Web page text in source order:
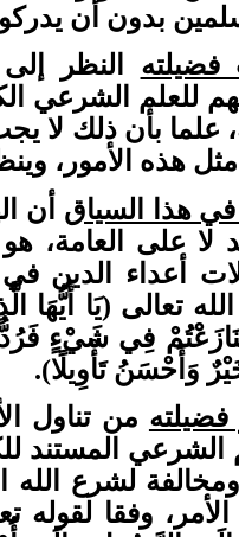
بدون أن
فضيلته النظر
للعلم الشرعي
علما بأن ذلك لا
هذه الأمور،
في هذا السياق أن
لا على العامة،
أعداء الدين
تعالى (يَا أَيُّهَا
فِي شَيْءٍ
وَأَحْسَنُ تَأْوِيلًا).
من تناول
الشرعي المستند
لشرع الله
الأمر، وفقا